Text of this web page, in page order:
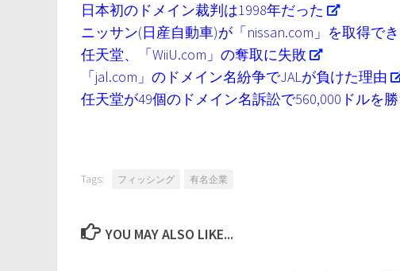
日本初のドメイン裁判は1998年だった
ニッサン(日産自動車)が「nissan.com」を取得で
任天堂、「WiiU.com」の奪取に失敗
「jal.com」のドメイン名紛争でJALが負けた理由
任天堂が49個のドメイン名訴訟で560,000ドルを
Tags: フィッシング 有名企業
YOU MAY ALSO LIKE...